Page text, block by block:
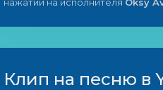
Клип на песню в